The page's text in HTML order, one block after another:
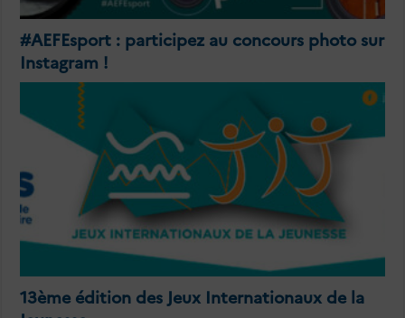
#AEFEsport : participez au concours photo sur
Instagram !
13ème édition des Jeux Internationaux de la